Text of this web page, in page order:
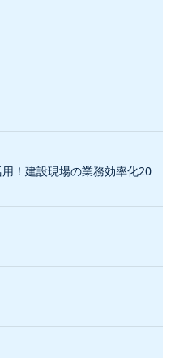
！建設現場の業務効率化20